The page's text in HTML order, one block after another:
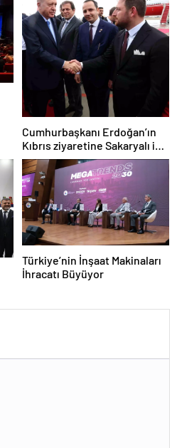
Cumhurbaşkanı Erdoğan’ın
Kıbrıs ziyaretine Sakaryalı iş
insanı da eşlik etti
Türkiye’nin İnşaat Makinaları
İhracatı Büyüyor